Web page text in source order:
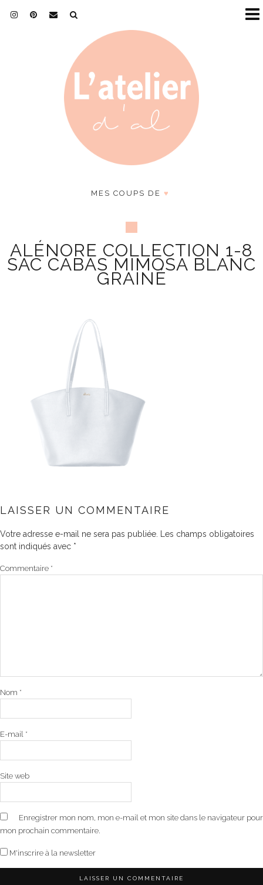
MES COUPS DE ♥
ALÉNORE COLLECTION 1-8
SAC CABAS MIMOSA BLANC
GRAINÉ
LAISSER UN COMMENTAIRE
Votre adresse e-mail ne sera pas publiée.
Les champs obligatoires
sont indiqués avec *
Commentaire *
Nom *
E-mail *
Site web
Enregistrer mon nom, mon e-mail et mon site dans le navigateur pour
mon prochain commentaire.
M'inscrire à la newsletter